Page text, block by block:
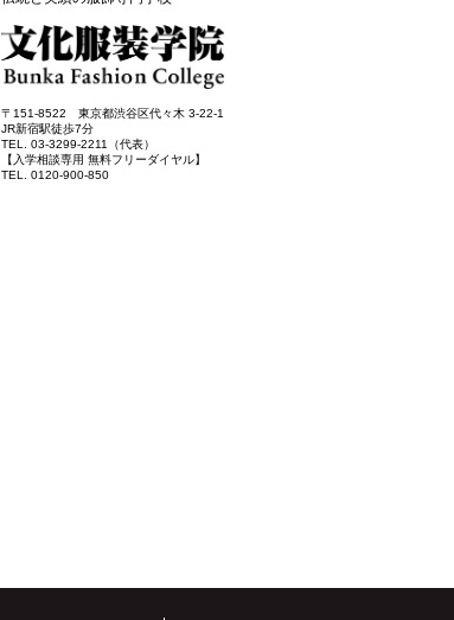
〒151-8522 東京都渋谷区代々木 3-22-1
JR新宿駅徒歩7分
TEL. 03-3299-2211（代表）
【入学相談専用 無料フリーダイヤル】
TEL. 0120-900-850